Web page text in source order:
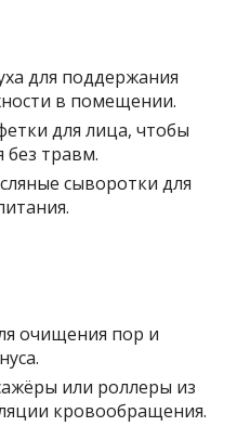
для поддержания
в помещении.
для лица, чтобы
без травм.
сыворотки для
очищения пор и
или роллеры из
кровообращения.